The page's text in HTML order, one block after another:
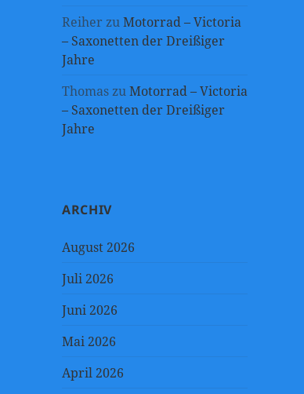
Reiher zuMotorrad – Victoria
– Saxonetten der Dreißiger
Jahre
ThomaszuMotorrad – Victoria
– Saxonetten der Dreißiger
Jahre
ARCHIV
August 2026
Juli 2026
Juni 2026
Mai 2026
April 2026